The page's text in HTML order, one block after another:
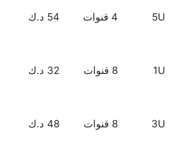
5U 4 قنوات 54 د.ك
1U 8 قنوات 32 د.ك
3U 8 قنوات 48 د.ك